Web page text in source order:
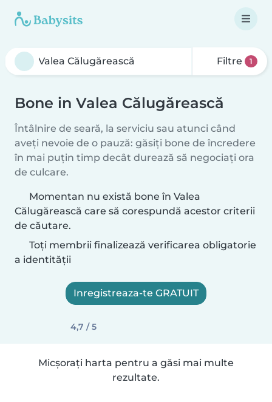
Filtre 1
Bone in Valea Călugărească
Întâlnire de seară, la serviciu sau atunci când
aveți nevoie de o pauză: găsiți bone de încredere
în mai puțin timp decât durează să negociați ora
de culcare.
Momentan nu există bone în Valea
Călugărească care să corespundă acestor criterii
de căutare.
Toți membrii finalizează verificarea obligatorie
a identității
Inregistreaza-te GRATUIT
4,7 / 5
Micșorați harta pentru a găsi mai multe
rezultate.